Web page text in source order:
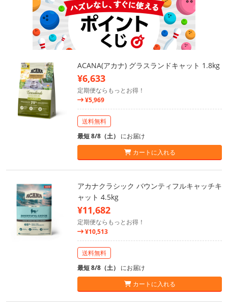
ACANA(アカナ) グラスランドキャット 1.8kg
¥6,633
定期便ならもっとお得！
¥5,969
送料無料
最短 8/8（土） にお届け
カートに入れる
アカナクラシック バウンティフルキャッチキ
ャット 4.5kg
¥11,682
定期便ならもっとお得！
¥10,513
送料無料
最短 8/8（土） にお届け
カートに入れる